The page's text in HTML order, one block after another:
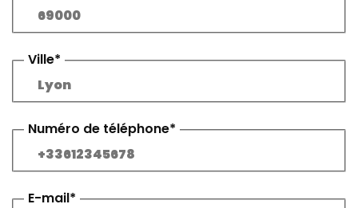
Ville*
Numéro de téléphone*
E-mail*